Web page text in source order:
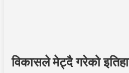
विकासले मेट्दै गरेको